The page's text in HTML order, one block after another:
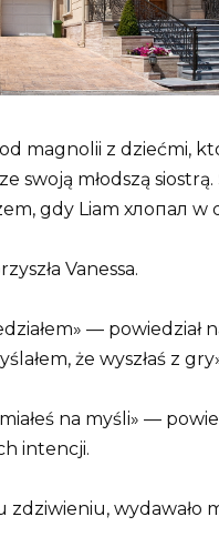
magnolii z dziećmi,
swoją młodszą siostrą.
gdy Liam хлопал w
Vanessa.
— powiedział
że wyszłaś z
na myśli» —
intencji.
zdziwieniu, wydawało